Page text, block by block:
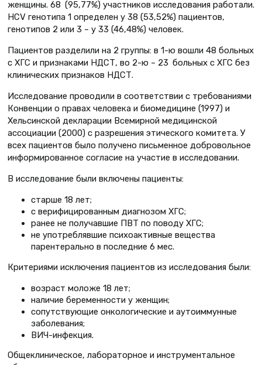
женщины. 68 (95,77%) участников исследования работали.
HCV генотипа 1 определен у 38 (53,52%) пациентов,
генотипов 2 или 3 – у 33 (46,48%) человек.
Пациентов разделили на 2 группы: в 1-ю вошли 48 больных
с ХГС и признаками НДСТ, во 2-ю – 23 больных с ХГС без
клинических признаков НДСТ.
Исследование проводили в соответствии с требованиями
Конвенции о правах человека и биомедицине (1997) и
Хельсинской декларации Всемирной медицинской
ассоциации (2000) с разрешения этического комитета. У
всех пациентов было получено письменное добровольное
информированное согласие на участие в исследовании.
В исследование были включены пациенты:
старше 18 лет;
с верифицированным диагнозом ХГС;
ранее не получавшие ПВТ по поводу ХГС;
не употреблявшие психоактивные вещества
парентерально в последние 6 мес.
Критериями исключения пациентов из исследования были:
возраст моложе 18 лет;
наличие беременности у женщин;
сопутствующие онкологические и аутоиммунные
заболевания;
ВИЧ-инфекция.
Общеклиническое, лабораторное и инструментальное